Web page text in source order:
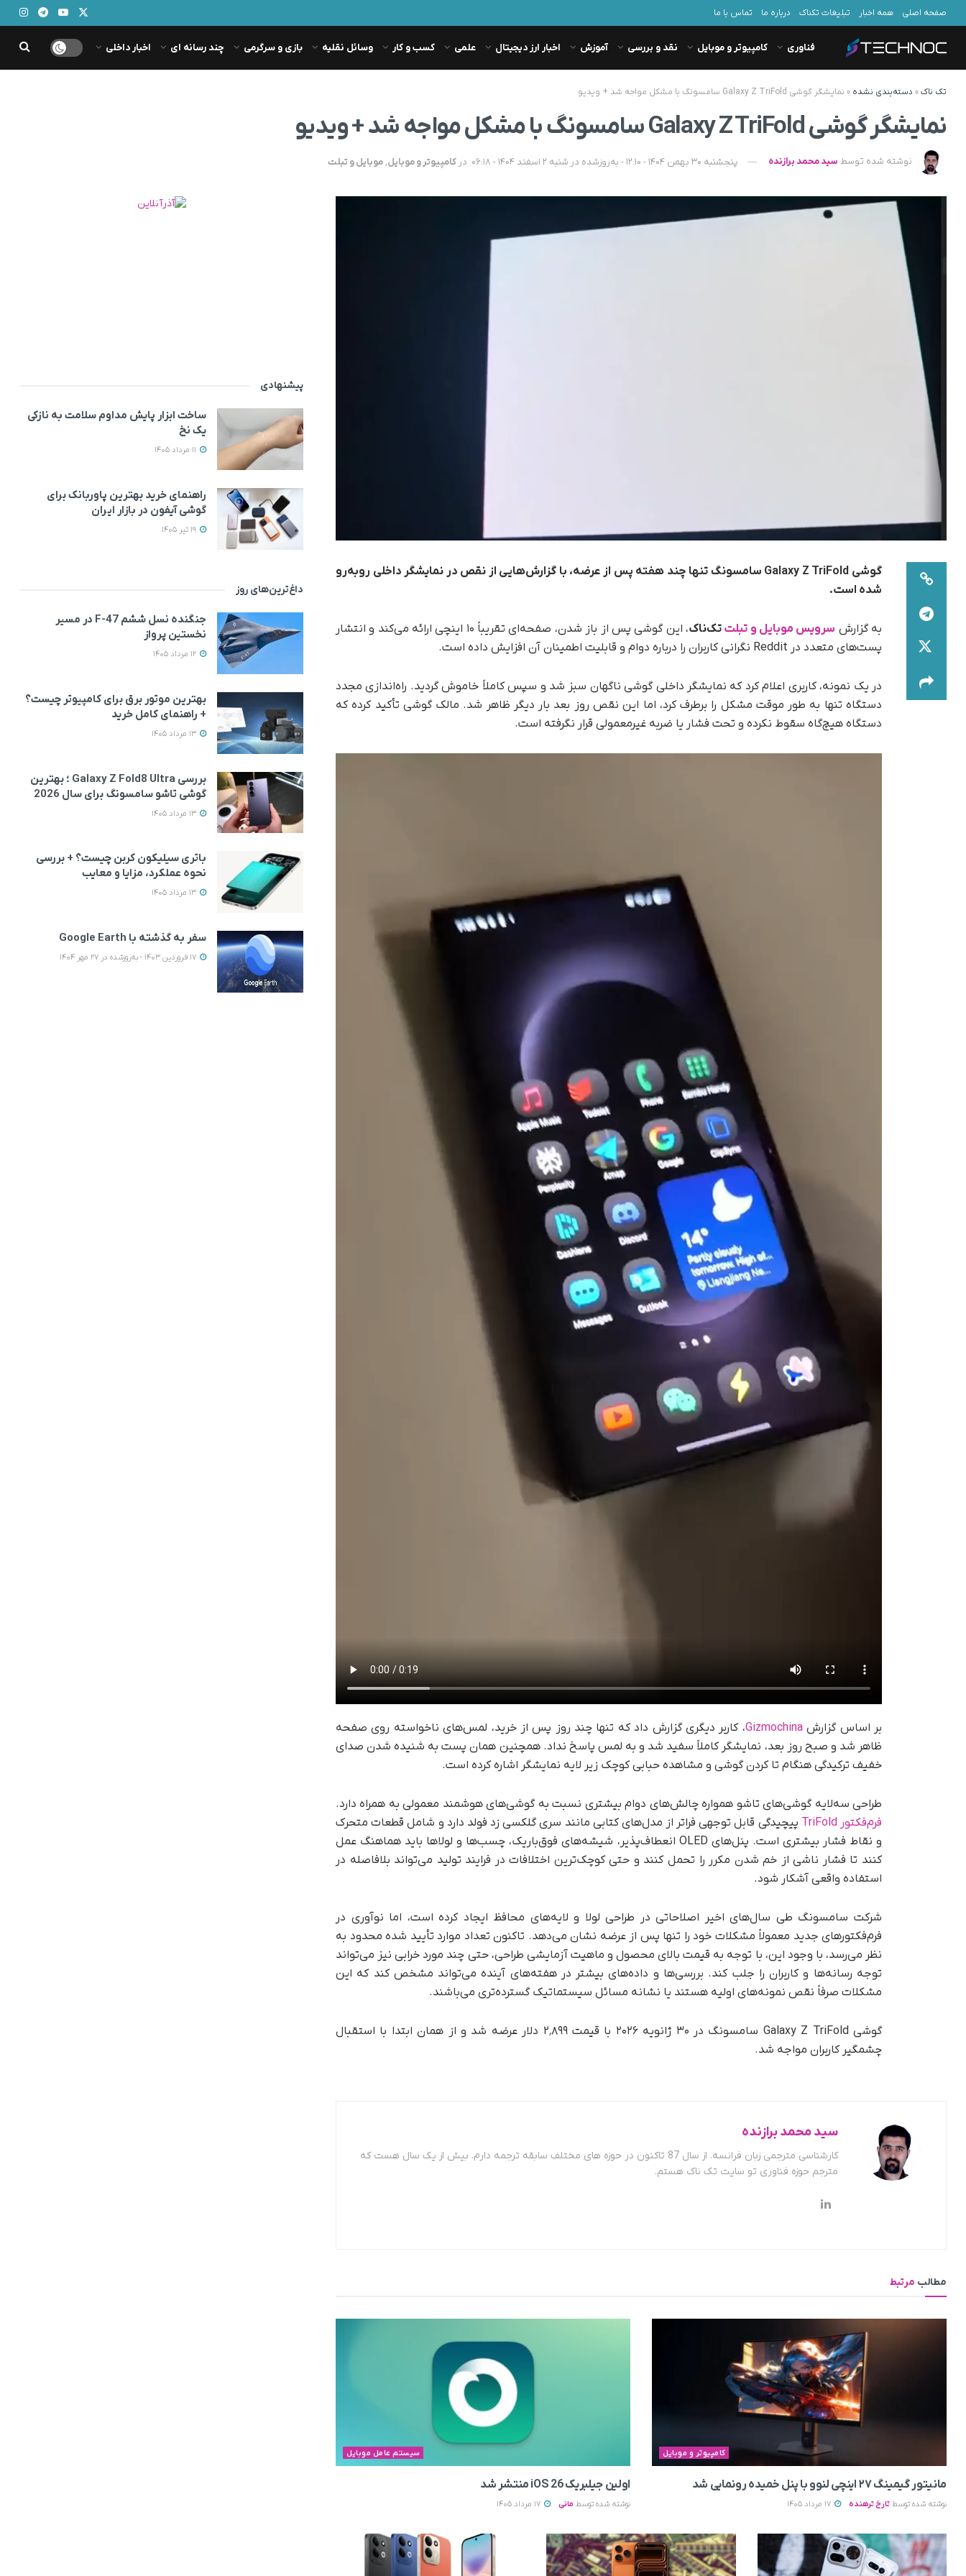
صفحه اصلی همه اخبار تبلیغات تکناک درباره ما تماس با ما
فناوری کامپیوتر و موبایل نقد و بررسی آموزش اخبار ارز دیجیتال علمی کسب و کار وسائل نقلیه بازی و سرگرمی چند رسانه ای اخبار داخلی
تک ناک» دسته‌بندی نشده » نمایشگر گوشی Galaxy Z TriFold سامسونگ با مشکل مواجه شد + ویدیو
نمایشگر گوشی Galaxy Z TriFold سامسونگ با مشکل مواجه شد + ویدیو
نوشته شده توسط سید محمد برازنده پنجشنبه 30 بهمن 1404 - 12:10 - به‌روزشده در شنبه 2 اسفند 1404 - 06:18 در کامپیوتر و موبایل,موبایل و تبلت
گوشی Galaxy Z TriFold سامسونگ تنها چند هفته پس از عرضه، با گزارش‌هایی از نقص در نمایشگر داخلی روبه‌رو
شده است.
به گزارش سرویس موبایل و تبلت تک‌ناک
، این گوشی پس از باز شدن، صفحه‌ای تقریباً ۱۰ اینچی ارائه می‌کند و انتشار
پست‌های متعدد در Reddit نگرانی کاربران را درباره دوام و قابلیت اطمینان آن افزایش داده است.
در یک نمونه، کاربری اعلام کرد که نمایشگر داخلی گوشی ناگهان سبز شد و سپس کاملاً خاموش گردید. راه‌اندازی مجدد
دستگاه تنها به‌ طور موقت مشکل را برطرف کرد، اما این نقص روز بعد بار دیگر ظاهر شد. مالک گوشی تأکید کرده که
دستگاه هیچ‌گاه سقوط نکرده و تحت فشار یا ضربه غیرمعمولی قرار نگرفته است.
بر اساس گزارشGizmochina، کاربر دیگری گزارش داد که تنها چند روز پس از خرید، لمس‌های ناخواسته روی صفحه
ظاهر شد و صبح روز بعد، نمایشگر کاملاً سفید شد و به لمس پاسخ نداد. همچنین همان پست به شنیده شدن صدای
خفیف ترکیدگی هنگام تا کردن گوشی و مشاهده حبابی کوچک زیر لایه نمایشگر اشاره کرده است.
طراحی سه‌لایه گوشی‌های تاشو همواره چالش‌های دوام بیشتری نسبت به گوشی‌های هوشمند معمولی به همراه دارد.
فرم‌فکتور TriFold
پیچیدگی قابل توجهی فراتر از مدل‌های کتابی مانند سری گلکسی زد فولد دارد و شامل قطعات متحرک
و نقاط فشار بیشتری است. پنل‌های OLED انعطاف‌پذیر، شیشه‌های فوق‌باریک، چسب‌ها و لولاها باید هماهنگ عمل
کنند تا فشار ناشی از خم شدن مکرر را تحمل کنند و حتی کوچک‌ترین اختلافات در فرایند تولید می‌تواند بلافاصله در
استفاده واقعی آشکار شود.
شرکت سامسونگ طی سال‌های اخیر اصلاحاتی در طراحی لولا و لایه‌های محافظ ایجاد کرده است، اما نوآوری در
فرم‌فکتورهای جدید معمولاً مشکلات خود را تنها پس از عرضه نشان می‌دهد. تاکنون تعداد موارد تأیید شده محدود به
نظر می‌رسد، با وجود این، با توجه به قیمت بالای محصول و ماهیت آزمایشی طراحی، حتی چند مورد خرابی نیز می‌تواند
توجه رسانه‌ها و کاربران را جلب کند. بررسی‌ها و داده‌های بیشتر در هفته‌های آینده می‌تواند مشخص کند که این
مشکلات صرفاً نقص نمونه‌های اولیه هستند یا نشانه مسائل سیستماتیک گسترده‌تری می‌باشند.
گوشی Galaxy Z TriFold سامسونگ در ۳۰ ژانویه ۲۰۲۶ با قیمت ۲٬۸۹۹ دلار عرضه شد و از همان ابتدا با استقبال
چشمگیر کاربران مواجه شد.
سید محمد برازنده
کارشناسی مترجمی زبان فرانسه. از سال 87 تاکنون در حوزه های مختلف سابقه ترجمه دارم. بیش از یک سال هست که
مترجم حوزه فناوری تو سایت تک ناک هستم.
مطالب مرتبط
کامپیوتر و موبایل
مانیتور گیمینگ ۲۷ اینچی لنوو با پنل خمیده رونمایی شد
نوشته شده توسط تارخ ترهنده
سیستم عامل موبایل
اولین جیلبریک iOS 26 منتشر شد
نوشته شده توسط مانی
پیشنهادی
ساخت ابزار پایش مداوم سلامت به نازکی
یک نخ
راهنمای خرید بهترین پاوربانک برای
گوشی آیفون در بازار ایران
داغ‌ترین‌های روز
جنگنده نسل ششم F-47 در مسیر
نخستین پرواز
بهترین موتور برق برای کامپیوتر چیست؟
+ راهنمای کامل خرید
بررسی Galaxy Z Fold8 Ultra ؛ بهترین
گوشی تاشو سامسونگ برای سال 2026
باتری سیلیکون کربن چیست؟ + بررسی
نحوه عملکرد، مزایا و معایب
سفر به گذشته با Google Earth